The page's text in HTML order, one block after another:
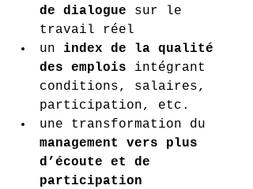
de dialogue sur le
travail réel
un index de la qualité
des emplois intégrant
conditions, salaires,
participation, etc.
une transformation du
management vers plus
d’écoute et de
participation